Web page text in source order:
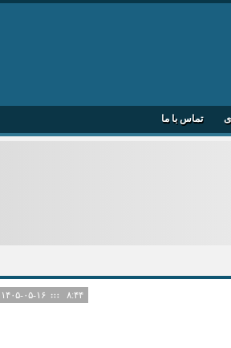
تماس با ما
۸:۴۴